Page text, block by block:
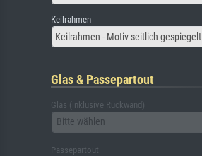
Keilrahmen
Keilrahmen - Motiv seitlich gespiegelt
Glas & Passepartout
Glas (inklusive Rückwand)
Bitte wählen
Passepartout